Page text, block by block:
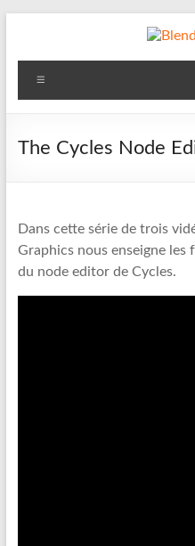
Le
de
The Cycles Node
Dans cette série de trois
Graphics nous enseigne les
du node editor de Cycles.